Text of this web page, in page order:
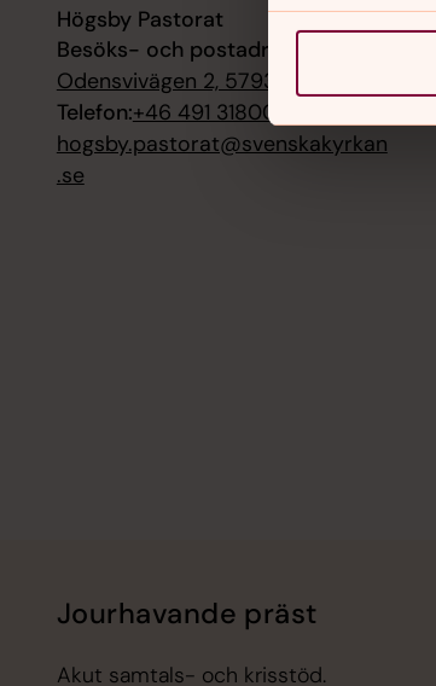
Högsby Pastorat
Besöks- och postadress:
Odensvivägen 2, 57933 Högsby
Telefon:+46 491 31800
hogsby.pastorat@svenskakyrkan
.se
Jourhavande präst
Akut samtals- och krisstöd.